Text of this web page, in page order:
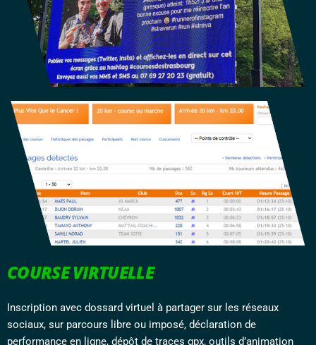
COURSE VIRTUELLE
Inscription avec dossard virtuel à partager sur les réseaux
sociaux, sur parcours libre ou imposé, déclaration de
performance en ligne, dépôt de traces gpx, outils d’animation